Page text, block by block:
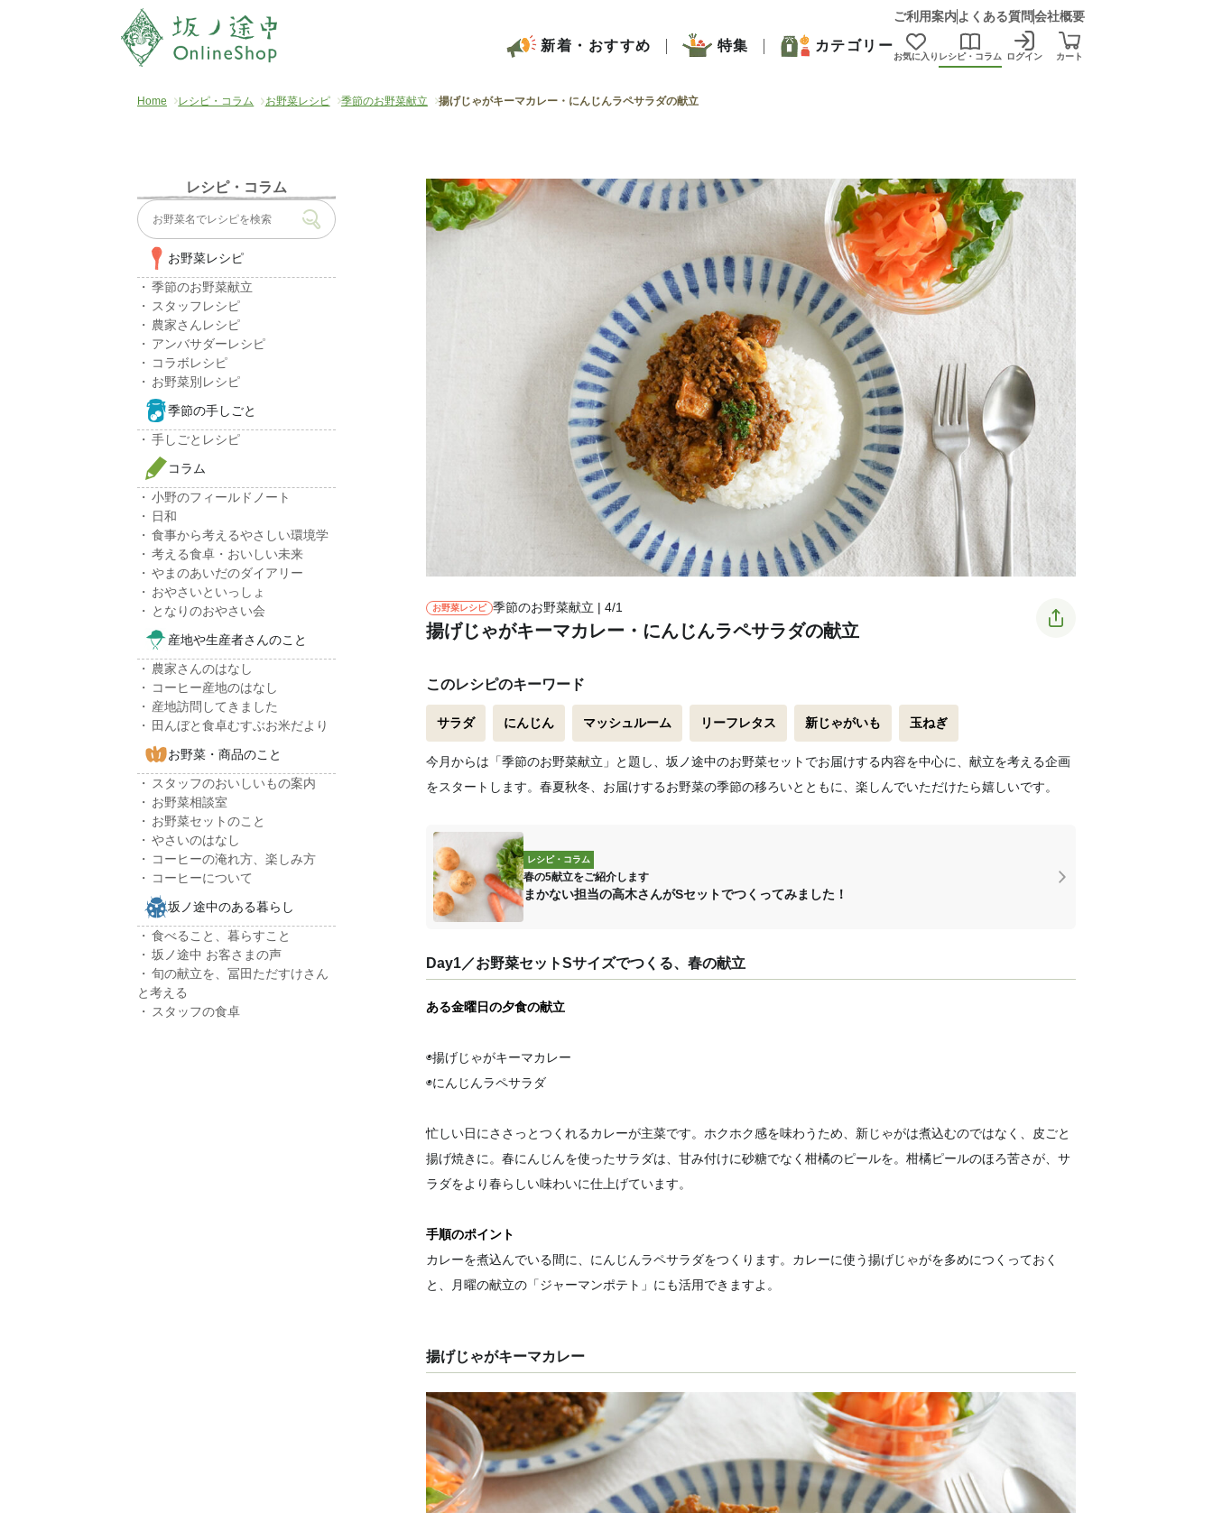
ご利用案内 よくある質問会社概要
新着・おすすめ 特集 カテゴリー
お気に入り レシピ・コラム ログイン カート
Home レシピ・コラム お野菜レシピ 季節のお野菜献立 揚げじゃがキーマカレー・にんじんラペサラダの献立
お野菜レシピ 季節のお野菜献立 | 4/1
揚げじゃがキーマカレー・にんじんラペサラダの献立
このレシピのキーワード
サラダ にんじん マッシュルーム リーフレタス 新じゃがいも 玉ねぎ
今月からは「季節のお野菜献立」と題し、坂ノ途中のお野菜セットでお届けする内容を中心に、献立を考える企画
をスタートします。春夏秋冬、お届けするお野菜の季節の移ろいとともに、楽しんでいただけたら嬉しいです。
レシピ・コラム
春の5献立をご紹介します
まかない担当の高木さんがSセットでつくってみました！
Day1／お野菜セットSサイズでつくる、春の献立
ある金曜日の夕食の献立
◉揚げじゃがキーマカレー
◉にんじんラペサラダ
忙しい日にささっとつくれるカレーが主菜です。ホクホク感を味わうため、新じゃがは煮込むのではなく、皮ごと
揚げ焼きに。春にんじんを使ったサラダは、甘み付けに砂糖でなく柑橘のピールを。柑橘ピールのほろ苦さが、サ
ラダをより春らしい味わいに仕上げています。
手順のポイント
カレーを煮込んでいる間に、にんじんラペサラダをつくります。カレーに使う揚げじゃがを多めにつくっておく
と、月曜の献立の「ジャーマンポテト」にも活用できますよ。
揚げじゃがキーマカレー
レシピ・コラム
お野菜レシピ
季節のお野菜献立
スタッフレシピ
農家さんレシピ
アンバサダーレシピ
コラボレシピ
お野菜別レシピ
季節の手しごと
手しごとレシピ
コラム
小野のフィールドノート
日和
食事から考えるやさしい環境学
考える食卓・おいしい未来
やまのあいだのダイアリー
おやさいといっしょ
となりのおやさい会
産地や生産者さんのこと
農家さんのはなし
コーヒー産地のはなし
産地訪問してきました
田んぼと食卓むすぶお米だより
お野菜・商品のこと
スタッフのおいしいもの案内
お野菜相談室
お野菜セットのこと
やさいのはなし
コーヒーの淹れ方、楽しみ方
コーヒーについて
坂ノ途中のある暮らし
食べること、暮らすこと
坂ノ途中 お客さまの声
旬の献立を、冨田ただすけさん
と考える
スタッフの食卓